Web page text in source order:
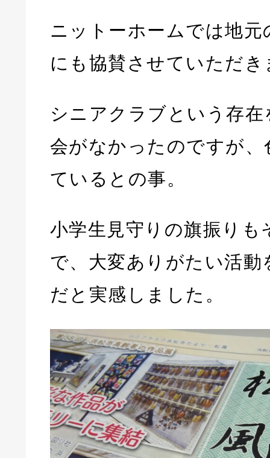
ニットーホームでは地
にも協賛させていただき
シニアクラブという存
会がなかったのですが、
ているとの事。
小学生見守りの旗振りも
で、大変ありがたい活
だと実感しました。